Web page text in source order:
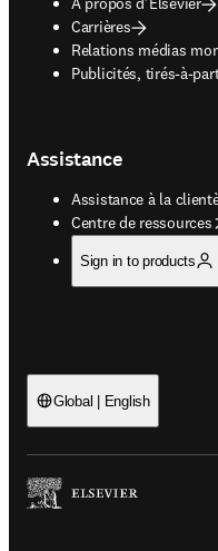
Carrières
Relations médias
Publicités, tirés-à-
opens in new tab/
Assistance
Assistance à la
Centre de ressources
opens in new tab/
Sign in to products
Global | English